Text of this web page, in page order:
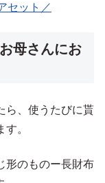
セット／
母さんにお
ら、使うたびに貰
。
形のものー長財布